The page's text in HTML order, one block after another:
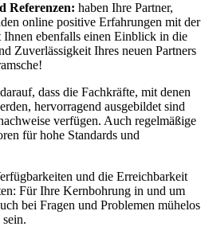
Referenzen: haben Ihre Partner,
online positive Erfahrungen mit der
Ihnen ebenfalls einen Einblick in die
Zuverlässigkeit Ihres neuen Partners
dass die Fachkräfte, mit denen
hervorragend ausgebildet sind
verfügen. Auch regelmäßige
für hohe Standards und
und die Erreichbarkeit
Für Ihre Kernbohrung in und um
bei Fragen und Problemen mühelos